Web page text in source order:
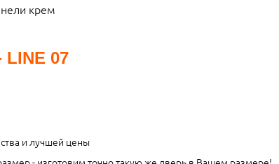
крем
07
и лучшей цены